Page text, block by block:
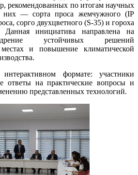
рекомендованных по итогам научных
них — сорта проса жемчужного (IP
сорго двухцветного (S-35) и гороха
Данная инициатива направлена на
устойчивых решений
и повышение климатической
формате: участники
ответы на практические вопросы и
представленных технологий.